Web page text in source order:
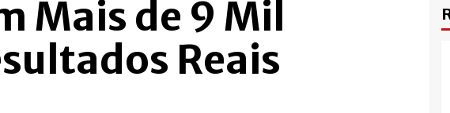
Mais de 9 Mil
Reais